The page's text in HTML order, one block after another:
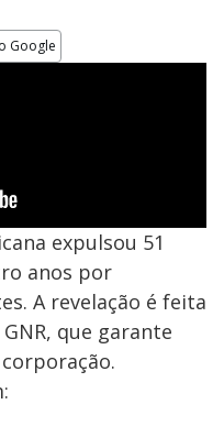
Google
expulsou 51
anos por
A revelação é feita
que garante